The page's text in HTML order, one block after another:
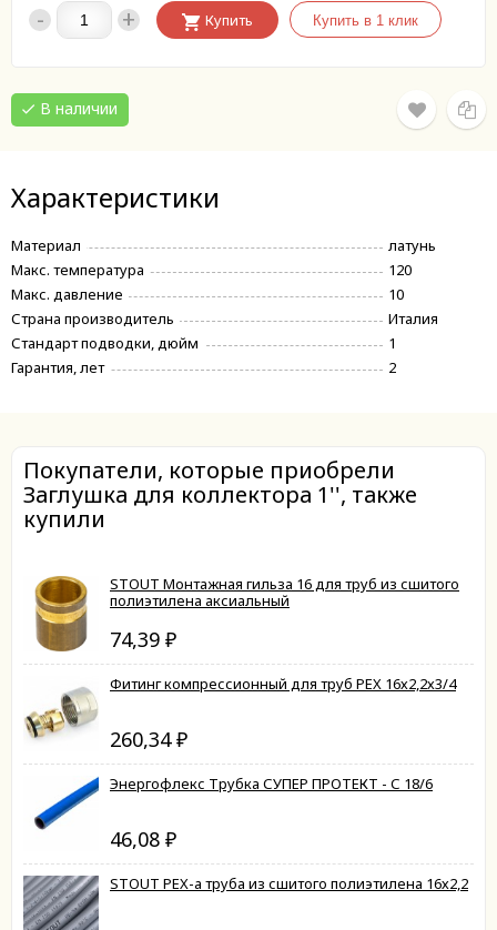
- + Купить
В наличии
Характеристики
Материал
латунь
Макс. температура
120
Макс. давление
10
Страна производитель
Италия
Стандарт подводки, дюйм
1
Гарантия, лет
2
Покупатели, которые приобрели
Заглушка для коллектора 1'', также
купили
STOUT Монтажная гильза 16 для труб из сшитого
полиэтилена аксиальный
74,39 ₽
Фитинг компрессионный для труб PEX 16х2,2х3/4
260,34 ₽
Энергофлекс Трубка СУПЕР ПРОТЕКТ - С 18/6
46,08 ₽
STOUT PEX-a труба из сшитого полиэтилена 16х2,2